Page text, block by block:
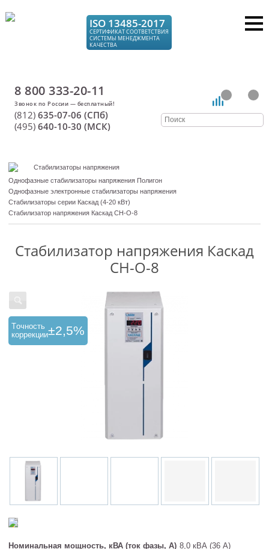
ISO 13485-2017
СЕРТИФИКАТ СООТВЕТСТВИЯ
СИСТЕМЫ МЕНЕДЖМЕНТА
КАЧЕСТВА
8 800 333-20-11
(812) 635-07-06 (СПб)
(495) 640-10-30 (МСК)
Стабилизаторы напряжения
Однофазные стабилизаторы напряжения Полигон
Однофазные электронные стабилизаторы напряжения
Стабилизаторы серии Каскад (4-20 кВт)
Стабилизатор напряжения Каскад СН-О-8
Стабилизатор напряжения Каскад
СН-О-8
Tочность
коррекции±2,5%
Номинальная мощность, кВА (ток фазы, А) 8,0 кВА (36 А)